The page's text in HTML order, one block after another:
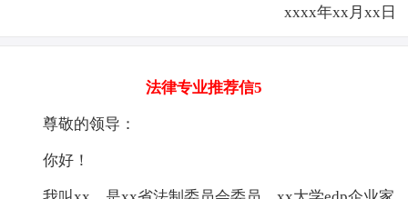
xxxx年xx月xx日
法律专业推荐信5
尊敬的领导：
你好！